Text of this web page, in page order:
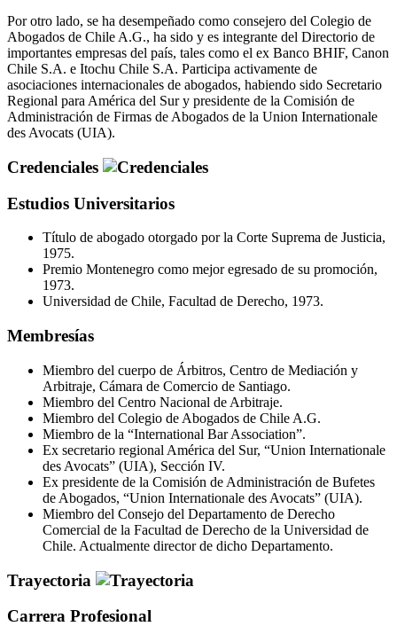
Por otro lado, se ha desempeñado como consejero del Colegio de
Abogados de Chile A.G., ha sido y es integrante del Directorio de
importantes empresas del país, tales como el ex Banco BHIF, Canon
Chile S.A. e Itochu Chile S.A. Participa activamente de
asociaciones internacionales de abogados, habiendo sido Secretario
Regional para América del Sur y presidente de la Comisión de
Administración de Firmas de Abogados de la Union Internationale
des Avocats (UIA).
Credenciales
Estudios Universitarios
Título de abogado otorgado por la Corte Suprema de Justicia,
1975.
Premio Montenegro como mejor egresado de su promoción,
1973.
Universidad de Chile, Facultad de Derecho, 1973.
Membresías
Miembro del cuerpo de Árbitros, Centro de Mediación y
Arbitraje, Cámara de Comercio de Santiago.
Miembro del Centro Nacional de Arbitraje.
Miembro del Colegio de Abogados de Chile A.G.
Miembro de la “International Bar Association”.
Ex secretario regional América del Sur, “Union Internationale
des Avocats” (UIA), Sección IV.
Ex presidente de la Comisión de Administración de Bufetes
de Abogados, “Union Internationale des Avocats” (UIA).
Miembro del Consejo del Departamento de Derecho
Comercial de la Facultad de Derecho de la Universidad de
Chile. Actualmente director de dicho Departamento.
Trayectoria
Carrera Profesional